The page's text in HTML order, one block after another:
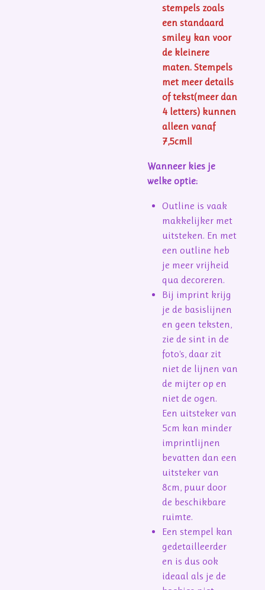
stempels zoals
een standaard
smiley kan voor
de kleinere
maten. Stempels
met meer details
of tekst(meer dan
4 letters) kunnen
alleen vanaf
7,5cm!!
Wanneer kies je
welke optie:
Outline is vaak
makkelijker met
uitsteken. En met
een outline heb
je meer vrijheid
qua decoreren.
Bij imprint krijg
je de basislijnen
en geen teksten,
zie de sint in de
foto's, daar zit
niet de lijnen van
de mijter op en
niet de ogen.
Een uitsteker van
5cm kan minder
imprintlijnen
bevatten dan een
uitsteker van
8cm, puur door
de beschikbare
ruimte.
Een stempel kan
gedetailleerder
en is dus ook
ideaal als je de